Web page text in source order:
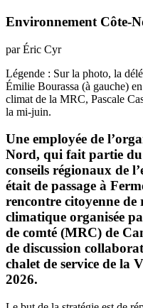
Environnement Côte-
par Éric Cyr
Légende : Sur la photo, la
Émilie Bourassa (à gauche)
climat de la MRC, Pascale
la mi-juin.
Une employée de
Nord, qui fait partie
conseils régionaux de
était de passage à
rencontre citoyenne
climatique organisée
de comté (MRC) de
de discussion
chalet de service de la
2026.